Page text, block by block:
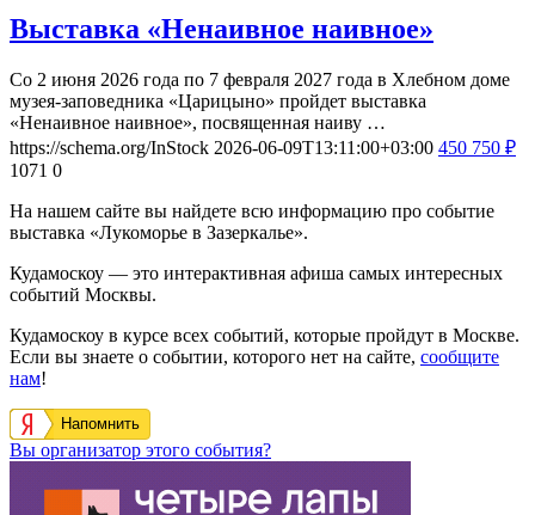
Выставка «Ненаивное наивное»
Со 2 июня 2026 года по 7 февраля 2027 года в Хлебном доме
музея-заповедника «Царицыно» пройдет выставка
«Ненаивное наивное», посвященная наиву …
https://schema.org/InStock 2026-06-09T13:11:00+03:00 450 750 ₽
1071 0
На нашем сайте вы найдете всю информацию про событие
выставка «Лукоморье в Зазеркалье».
Кудамоскоу — это интерактивная афиша самых интересных
событий Москвы.
Кудамоскоу в курсе всех событий, которые пройдут в Москве.
Если вы знаете о событии, которого нет на сайте, сообщите
нам!
Напомнить
Вы организатор этого события?